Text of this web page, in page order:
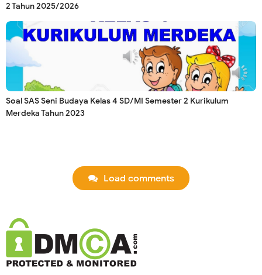
2 Tahun 2025/2026
Soal SAS Seni Budaya Kelas 4 SD/MI Semester 2 Kurikulum
Merdeka Tahun 2023
Load comments